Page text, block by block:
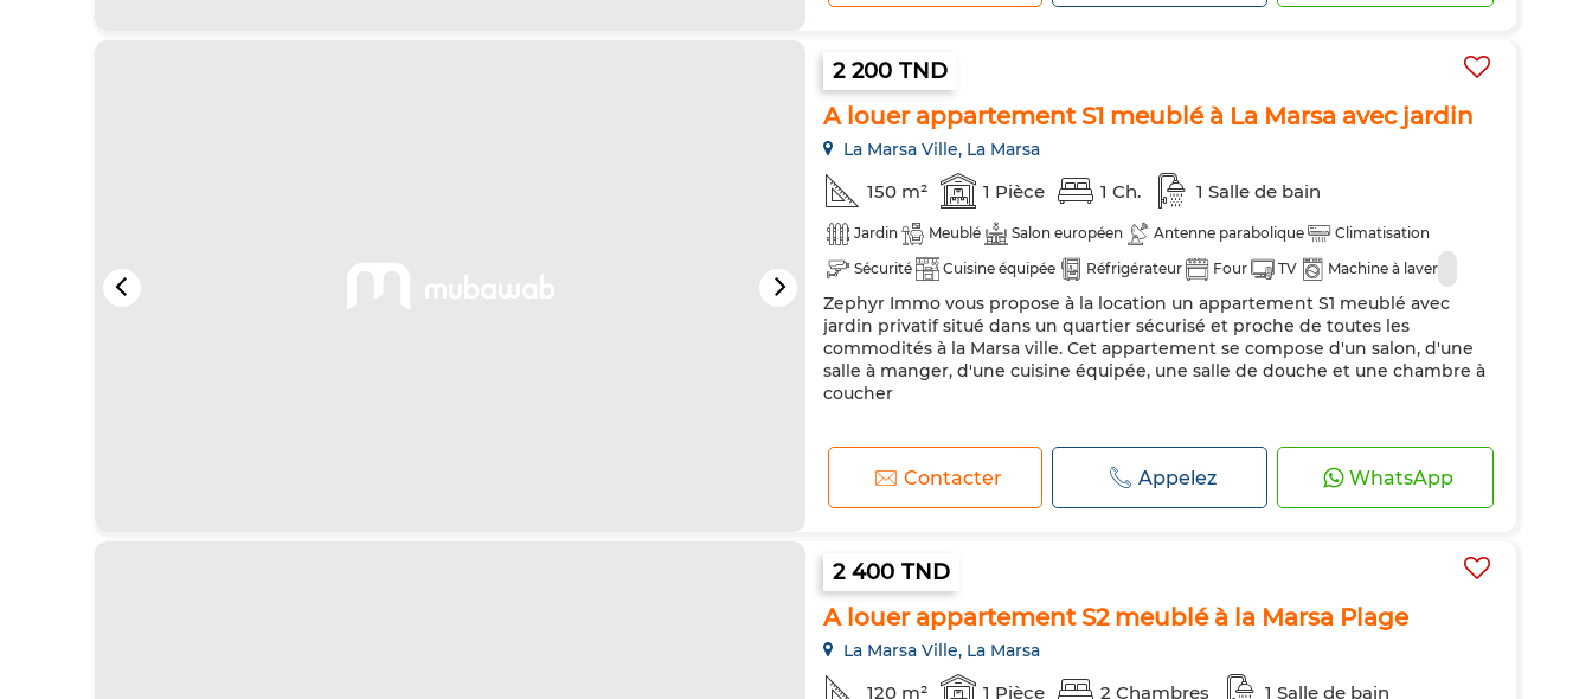
2 200 TND
A louer appartement S1 meublé à La Marsa avec jardin
La Marsa Ville, La Marsa
150 m² 1 Pièce 1 Ch. 1 Salle de bain
Jardin Meublé Salon européen Antenne parabolique
Climatisation
Sécurité
Cuisine équipée Réfrigérateur Four TV Machine à laver
Zephyr Immo vous propose à la location un appartement S1 meublé avec
jardin privatif situé dans un quartier sécurisé et proche de toutes les
commodités à la Marsa ville. Cet appartement se compose d'un salon, d'une
salle à manger, d'une cuisine équipée, une salle de douche et une chambre à
coucher
Contacter Appelez WhatsApp
2 400 TND
A louer appartement S2 meublé à la Marsa Plage
La Marsa Ville, La Marsa
120 m² 1 Pièce 2 Chambres 1 Salle de bain